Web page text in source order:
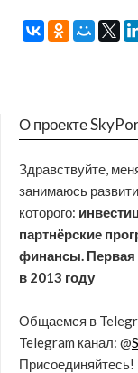
О проекте
Здравствуйте,
занимаюсь
которого:
партнёрские
финансы. Первая
в 2013 году
Общаемся в
Telegram канал: @
Присоединяйтесь!